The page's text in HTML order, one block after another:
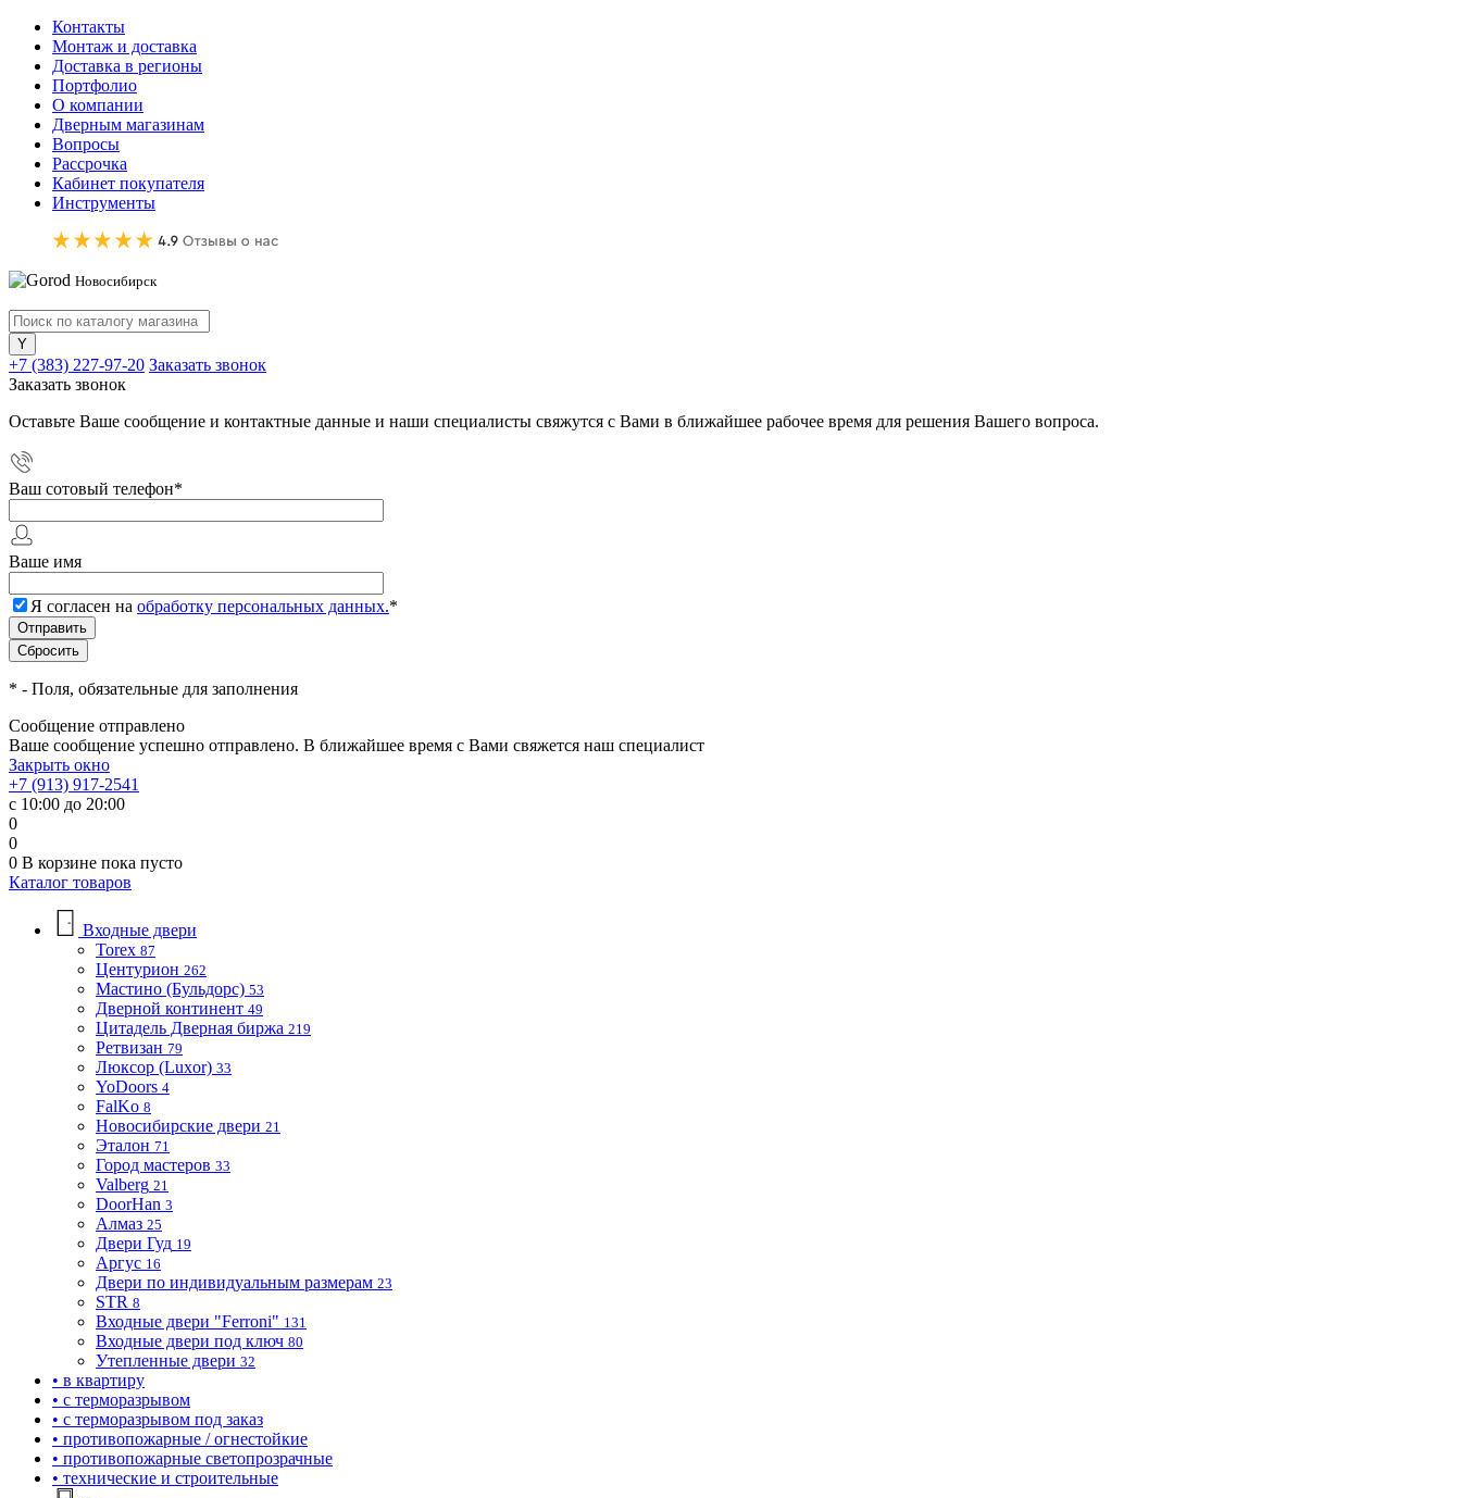
Контакты
Монтаж и доставка
Доставка в регионы
Портфолио
О компании
Дверным магазинам
Вопросы
Рассрочка
Кабинет покупателя
Инструменты
Новосибирск
+7 (383) 227-97-20 Заказать звонок
Заказать звонок
Оставьте Ваше сообщение и контактные данные и наши специалисты свяжутся с Вами в ближайшее рабочее время для решения Вашего вопроса.
Ваш сотовый телефон*
Ваше имя
Я согласен на обработку персональных данных.*
* - Поля, обязательные для заполнения
Сообщение отправлено
Ваше сообщение успешно отправлено. В ближайшее время с Вами свяжется наш специалист
Закрыть окно
+7 (913) 917-2541
с 10:00 до 20:00
0
0
0 В корзине пока пусто
Каталог товаров
Входные двери
Torex 87
Центурион 262
Мастино (Бульдорс) 53
Дверной континент 49
Цитадель Дверная биржа 219
Ретвизан 79
Люксор (Luxor) 33
YoDoors 4
FalKo 8
Новосибирские двери 21
Эталон 71
Город мастеров 33
Valberg 21
DoorHan 3
Алмаз 25
Двери Гуд 19
Аргус 16
Двери по индивидуальным размерам 23
STR 8
Входные двери "Ferroni" 131
Входные двери под ключ 80
Утепленные двери 32
• в квартиру
• с терморазрывом
• с терморазрывом под заказ
• противопожарные / огнестойкие
• противопожарные светопрозрачные
• технические и строительные